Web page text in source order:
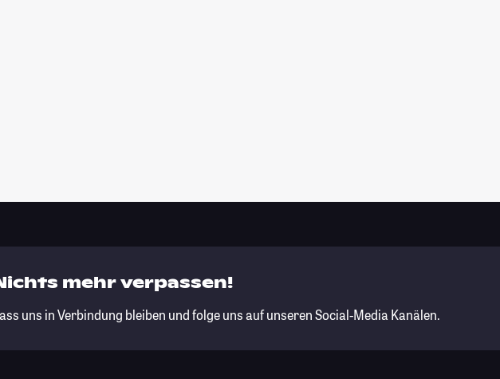
mehr verpassen!
uns in Verbindung bleiben und folge uns auf unseren Social-Media Kanälen.